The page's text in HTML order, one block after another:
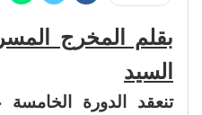
بقلم المخرج
السيد
تنعقد الدورة